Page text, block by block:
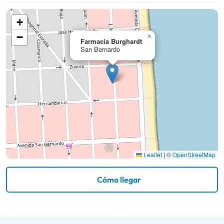
Farmacia Burghardt
San Bernardo
×
+
−
Leaflet | ©OpenStreetMap
Cómo llegar